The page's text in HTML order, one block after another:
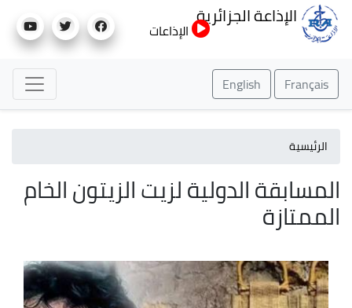
إلى
الإذاعة الجزائرية
الإذاعات
Français
English
الرئيسية
المسابقة الدولية لزيت الزيتون الخام
الممتازة